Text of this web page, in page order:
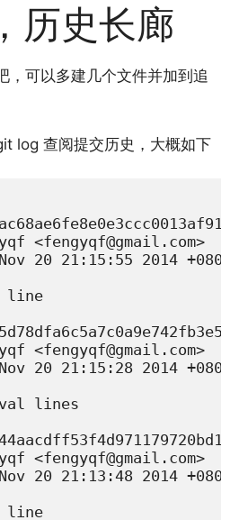
历史长廊
，可以多建几个文件并加到追
log 查阅提交历史，大概如下
<fengyqf@gmail.com>
20 21:15:55 2014 +0800
line
<fengyqf@gmail.com>
20 21:15:28 2014 +0800
lines
<fengyqf@gmail.com>
20 21:13:48 2014 +0800
line